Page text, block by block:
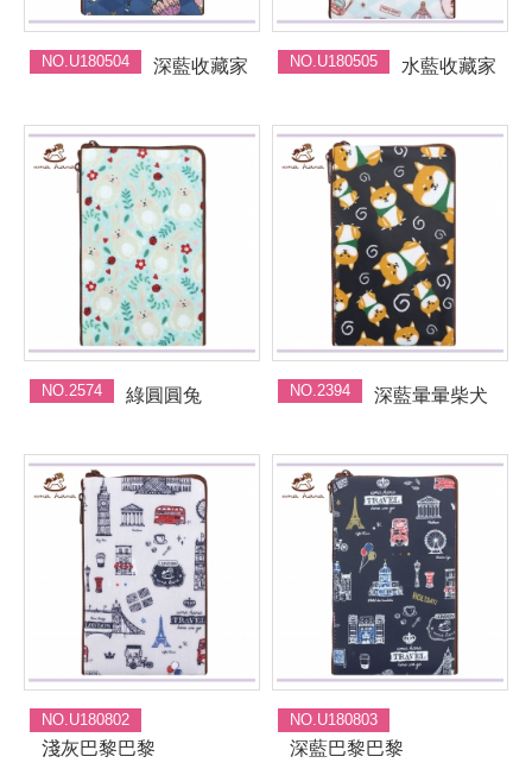
NO.U180504 深藍收藏家 NO.U180505 水藍收藏家
NO.2574 綠圓圓兔 NO.2394 深藍暈暈柴犬
NO.U180802
淺灰巴黎巴黎
NO.U180803
深藍巴黎巴黎